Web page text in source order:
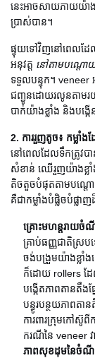
នេះអាចសាយភាយយ៉ាង
ប្រាស់បាន។
ផ្ទុយទៅវិញនៅពេលដែ
អនុវត្ត នៅតាមបណ្តោយ
ទទួលបន្ទុក។ veneer
ជញ្ជូនដោយរលូនតាមរ
បាក់យ៉ាងខ្លាំង និងបង្ក
2. ការរួញតូច៖ កម្លាំ
នៅពេលដែលទឹកត្រូវប
សំខាន់ ឈើ​រួញ​យ៉ាង​ខ្ល
តិចតួច​បំផុត​តាម​បណ្តោ
គឺជាកម្លាំងបំផ្លិចបំផ្លា
គ្រោះមហន្តរាយចំ
គ្រាប់ធញ្ញជាតិស្រ
ចង់បង្រួមយ៉ាងខ្លាំង
ក៏ដោយ rollers ដែល
បង្កើតភាពតានតឹង
បន្ធូរបន្ថយភាពតា
ការពារក្រុមកៅស៊ូពី
ករណីនៃ veneer
ភាពសុខដុមនៃចំណី